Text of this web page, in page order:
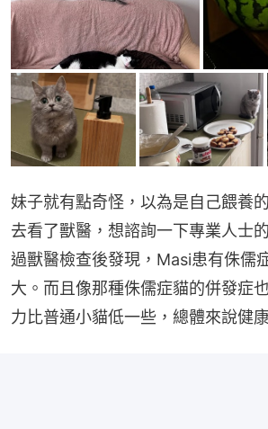
妹子就有點奇怪，以為是自己餵養
去看了獸醫，想諮詢一下專業人士
過獸醫檢查後發現，Masi患有侏儒
大。而且像那種侏儒症貓的併發症
力比普通小貓低一些，總體來說健